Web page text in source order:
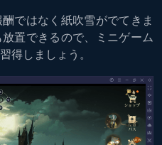
ではなく紙吹雪がでてきま
置できるので、ミニゲーム
得しましょう。